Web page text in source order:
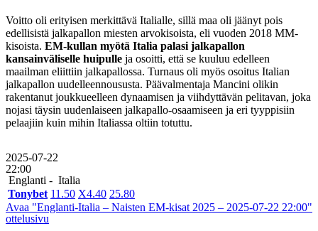
Voitto oli erityisen merkittävä Italialle, sillä maa oli jäänyt pois
edellisistä jalkapallon miesten arvokisoista, eli vuoden 2018 MM-
kisoista. EM-kullan myötä Italia palasi jalkapallon
kansainväliselle huipulle ja osoitti, että se kuuluu edelleen
maailman eliittiin jalkapallossa. Turnaus oli myös osoitus Italian
jalkapallon uudelleennoususta. Päävalmentaja Mancini olikin
rakentanut joukkueelleen dynaamisen ja viihdyttävän pelitavan, joka
nojasi täysin uudenlaiseen jalkapallo-osaamiseen ja eri tyyppisiin
pelaajiin kuin mihin Italiassa oltiin totuttu.
2025-07-22
22:00
Englanti - Italia
Tonybet 11.50 X4.40 25.80
Avaa "Englanti-Italia – Naisten EM-kisat 2025 – 2025-07-22 22:00"
ottelusivu